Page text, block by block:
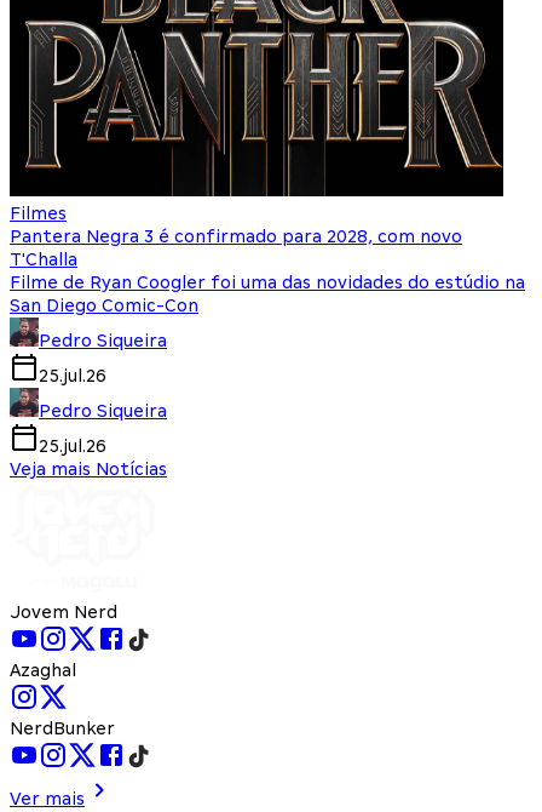
Filmes
Pantera Negra 3 é confirmado para 2028, com novo
T'Challa
Filme de Ryan Coogler foi uma das novidades do estúdio na
San Diego Comic-Con
Pedro Siqueira
25.jul.26
Pedro Siqueira
25.jul.26
Veja mais Notícias
Jovem Nerd
Azaghal
NerdBunker
Ver mais